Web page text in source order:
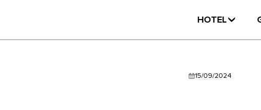
HOTEL
15/09/2024